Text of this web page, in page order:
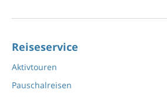
Reiseservice
Aktivtouren
Pauschalreisen